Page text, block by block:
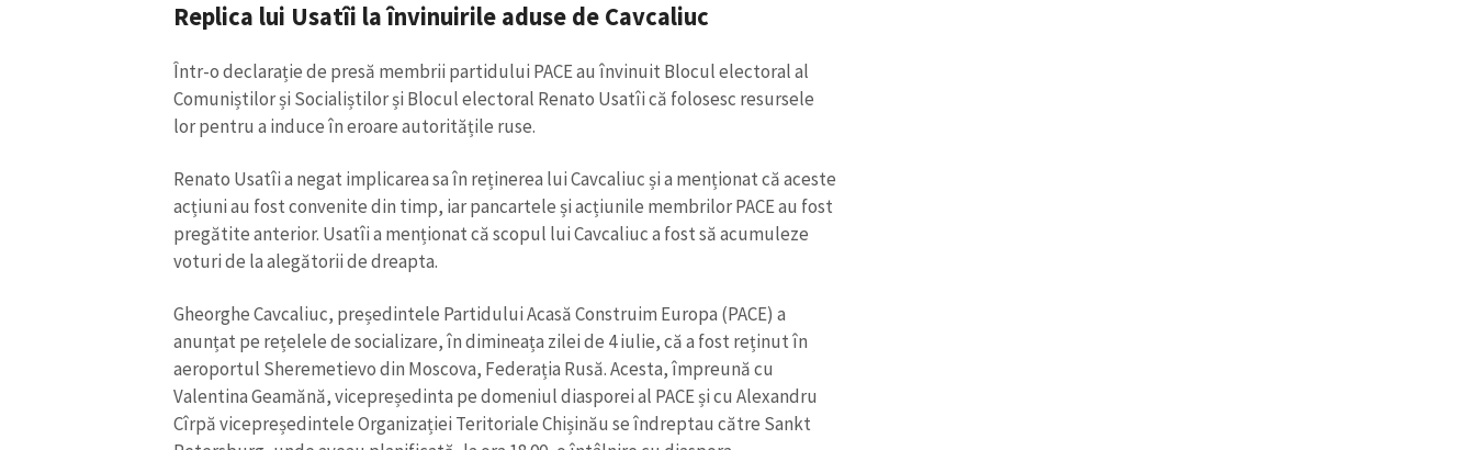
Replica lui Usatîi la învinuirile aduse de Cavcaliuc
Într-o declarație de presă membrii partidului PACE au învinuit Blocul electoral al
Comuniștilor și Socialiștilor și Blocul electoral Renato Usatîi că folosesc resursele
lor pentru a induce în eroare autoritățile ruse.
Renato Usatîi a negat implicarea sa în reținerea lui Cavcaliuc și a menționat că aceste
acțiuni au fost convenite din timp, iar pancartele și acțiunile membrilor PACE au fost
pregătite anterior. Usatîi a menționat că scopul lui Cavcaliuc a fost să acumuleze
voturi de la alegătorii de dreapta.
Gheorghe Cavcaliuc, președintele Partidului Acasă Construim Europa (PACE) a
anunțat pe rețelele de socializare, în dimineața zilei de 4 iulie, că a fost reținut în
aeroportul Sheremetievo din Moscova, Federația Rusă. Acesta, împreună cu
Valentina Geamănă, vicepreședinta pe domeniul diasporei al PACE și cu Alexandru
Cîrpă vicepreședintele Organizației Teritoriale Chișinău se îndreptau către Sankt